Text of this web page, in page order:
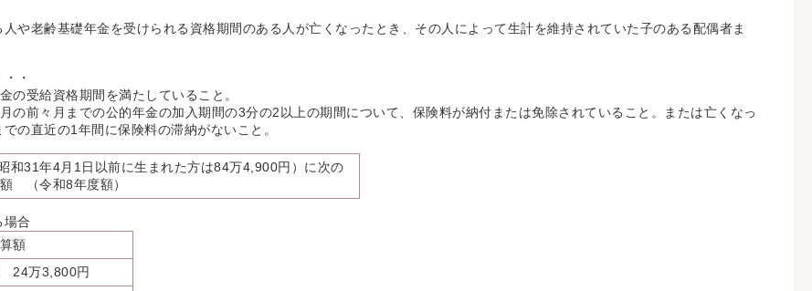
や老齢基礎年金を受けられる資格期間のある人が亡くなったとき、その人によって生計を維持されていた子のある配偶者ま
・
の受給資格期間を満たしていること。
の前々月までの公的年金の加入期間の3分の2以上の期間について、保険料が納付または免除されていること。または亡くなっ
の直近の1年間に保険料の滞納がないこと。
和31年4月1日以前に生まれた方は84万4,900円）に次の
（令和8年度額）
場合
額
24万3,800円